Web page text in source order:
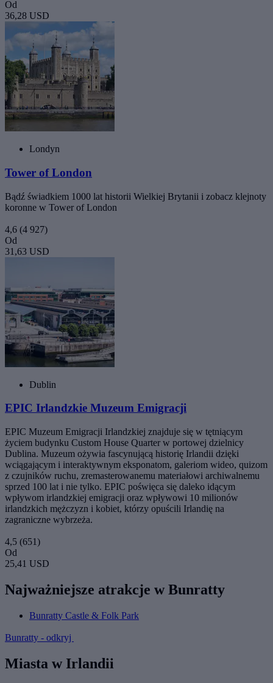
Od
36,28 USD
Londyn
Tower of London
Bądź świadkiem 1000 lat historii Wielkiej Brytanii i zobacz klejnoty
koronne w Tower of London
4,6 (4 927)
Od
31,63 USD
Dublin
EPIC Irlandzkie Muzeum Emigracji
EPIC Muzeum Emigracji Irlandzkiej znajduje się w tętniącym
życiem budynku Custom House Quarter w portowej dzielnicy
Dublina. Muzeum ożywia fascynującą historię Irlandii dzięki
wciągającym i interaktywnym eksponatom, galeriom wideo, quizom
z czujników ruchu, zremasterowanemu materiałowi archiwalnemu
sprzed 100 lat i nie tylko. EPIC poświęca się daleko idącym
wpływom irlandzkiej emigracji oraz wpływowi 10 milionów
irlandzkich mężczyzn i kobiet, którzy opuścili Irlandię na
zagraniczne wybrzeża.
4,5 (651)
Od
25,41 USD
Najważniejsze atrakcje w Bunratty
Bunratty Castle & Folk Park
Bunratty - odkryj
Miasta w Irlandii